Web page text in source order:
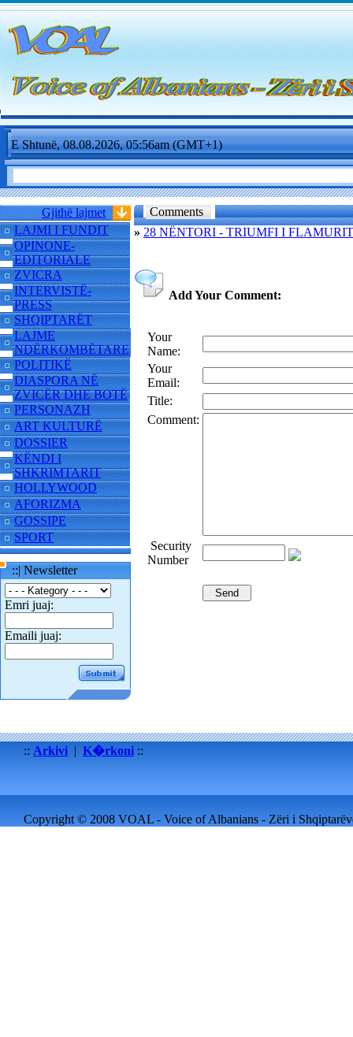
E Shtunë, 08.08.2026, 05:56am (GMT+1)
Gjithë lajmet
LAJMI I FUNDIT
OPINONE-
EDITORIALE
ZVICRA
INTERVISTË-
PRESS
SHQIPTARËT
LAJME
NDËRKOMBËTARE
POLITIKË
DIASPORA NË
ZVICËR DHE BOTË
PERSONAZH
ART KULTURË
DOSSIER
KËNDI I
SHKRIMTARIT
HOLLYWOOD
AFORIZMA
GOSSIPE
SPORT
::| Newsletter
Emri juaj:
Emaili juaj:
Comments
» 28 NËNTORI - TRIUMFI I
Add Your Comment:
Your
Name:
Your
Email:
Title:
Comment:
Security
Number
:: Arkivi | K�rkoni ::
Copyright © 2008 VOAL - Voice of Albanians - Zëri i